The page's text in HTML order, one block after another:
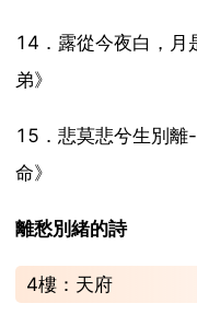
14．露從今夜白，
弟》
15．悲莫悲兮生別離
命》
離愁別緒的詩
4樓：天府